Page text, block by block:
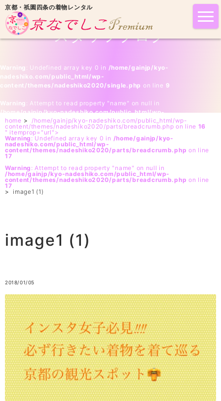
京都・祇園四条の着物レンタル
スタッフブログ
Warning : Undefined array key 0 in /home/gainjp/kyo-
nadeshiko.com/public_html/wp-
content/themes/nadeshiko2020/single.php on line 9
Warning : Attempt to read property "name" on null in
/home/gainjp/kyo-nadeshiko.com/public_html/wp-
content/themes/nadeshiko2020/single.phpon line9
home > /home/gainjp/kyo-nadeshiko.com/public_html/wp-
content/themes/nadeshiko2020/parts/breadcrumb.php on line 16
" itemprop="url">
Warning : Undefined array key 0 in /home/gainjp/kyo-
nadeshiko.com/public_html/wp-
content/themes/nadeshiko2020/parts/breadcrumb.php on line
17
Warning : Attempt to read property "name" on null in
/home/gainjp/kyo-nadeshiko.com/public_html/wp-
content/themes/nadeshiko2020/parts/breadcrumb.php on line
17
> image1 (1)
image1 (1)
2018/01/05